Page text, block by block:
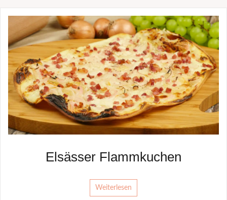
Elsässer Flammkuchen
Weiterlesen